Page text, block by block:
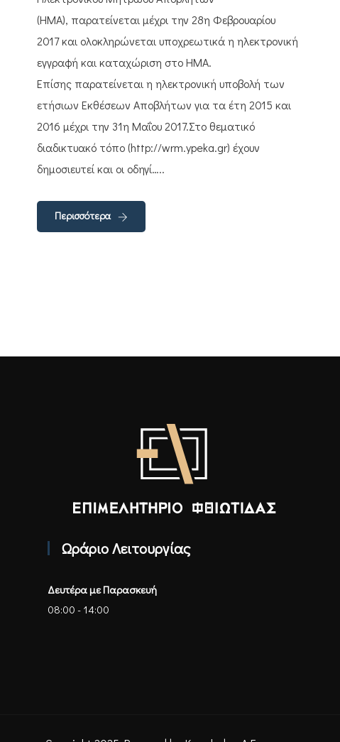
(ΗΜΑ), παρατείνεται μέχρι την 28η Φεβρουαρίου
2017 και ολοκληρώνεται υποχρεωτικά η ηλεκτρονική
εγγραφή και καταχώριση στο ΗΜΑ.
Επίσης παρατείνεται η ηλεκτρονική υποβολή των
ετήσιων Εκθέσεων Αποβλήτων για τα έτη 2015 και
2016 μέχρι την 31η Μαΐου 2017.Στο θεματικό
διαδικτυακό τόπο (http://wrm.ypeka.gr) έχουν
δημοσιευτεί και οι οδηγί…..
Περισσότερα
Ωράριο Λειτουργίας
Δευτέρα με Παρασκευή
08:00 - 14:00